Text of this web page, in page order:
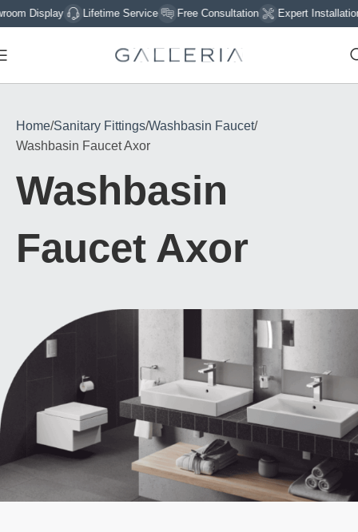
Lifetime Service Free Consultation Expert Installation
Home Sanitary Fittings Washbasin Faucet
Washbasin Faucet Axor
Washbasin
Faucet Axor